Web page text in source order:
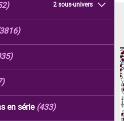
2 sous-univers
en série (433)